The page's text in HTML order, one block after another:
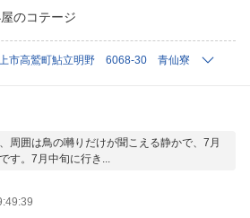
のコテージ
市高鷲町鮎立明野 6068-30 青仙寮
周囲は鳥の囀りだけが聞こえる静かで、7月
す。7月中旬に行き...